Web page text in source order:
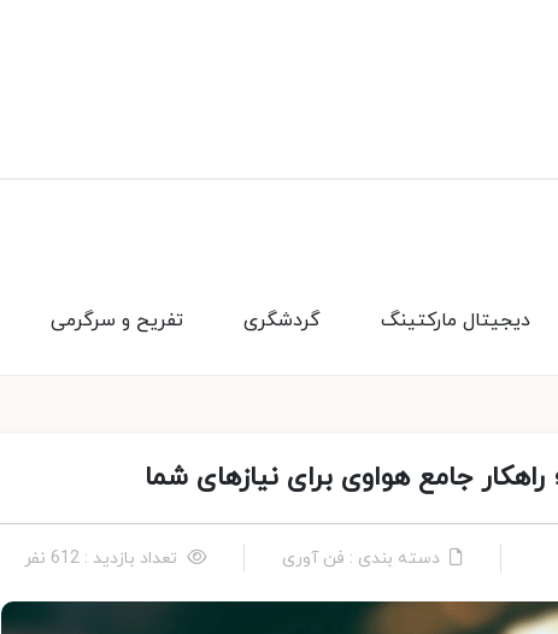
تفریح و سرگرمی گردشگری دیجیتال مارکتینگ
دسته بندی : فن آوری تعداد بازدید : 612 نفر